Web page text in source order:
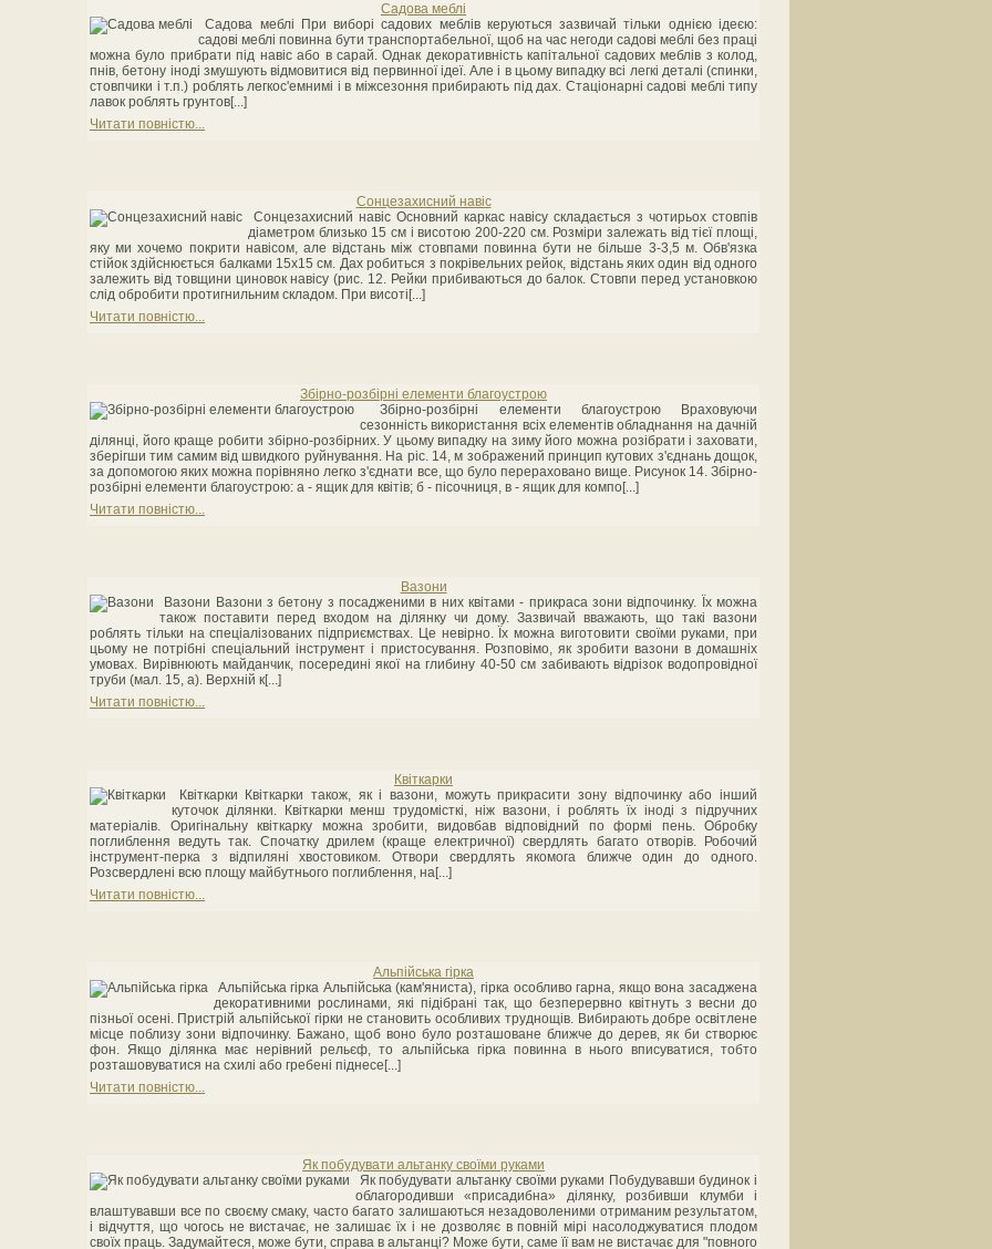
Садова меблі
Садова меблі При виборі садових меблів керуються зазвичай тільки однією ідеєю:
садові меблі повинна бути транспортабельної, щоб на час негоди садові меблі без праці
можна було прибрати під навіс або в сарай. Однак декоративність капітальної садових меблів з колод,
пнів, бетону іноді змушують відмовитися від первинної ідеї. Але і в цьому випадку всі легкі деталі (спинки,
стовпчики і т.п.) роблять легкос'емнимі і в міжсезоння прибирають під дах. Стаціонарні садові меблі типу
лавок роблять грунтов[...]
Читати повністю...
Сонцезахисний навіс
Сонцезахисний навіс Основний каркас навісу складається з чотирьох стовпів
діаметром близько 15 см і висотою 200-220 см. Розміри залежать від тієї площі,
яку ми хочемо покрити навісом, але відстань між стовпами повинна бути не більше 3-3,5 м. Обв'язка
стійок здійснюється балками 15x15 см. Дах робиться з покрівельних рейок, відстань яких один від одного
залежить від товщини циновок навісу (рис. 12. Рейки прибиваються до балок. Стовпи перед установкою
слід обробити протигнильним складом. При висоті[...]
Читати повністю...
Збірно-розбірні елементи благоустрою
Збірно-розбірні елементи благоустрою Враховуючи
сезонність використання всіх елементів обладнання на дачній
ділянці, його краще робити збірно-розбірних. У цьому випадку на зиму його можна розібрати і заховати,
зберігши тим самим від швидкого руйнування. Ha pіc. 14, м зображений принцип кутових з'єднань дощок,
за допомогою яких можна порівняно легко з'єднати все, що було перераховано вище. Рисунок 14. Збірно-
розбірні елементи благоустрою: а - ящик для квітів; б - пісочниця, в - ящик для компо[...]
Читати повністю...
Вазони
Вазони Вазони з бетону з посадженими в них квітами - прикраса зони відпочинку. Їх можна
також поставити перед входом на ділянку чи дому. Зазвичай вважають, що такі вазони
роблять тільки на спеціалізованих підприємствах. Це невірно. Їх можна виготовити своїми руками, при
цьому не потрібні спеціальний інструмент і пристосування. Розповімо, як зробити вазони в домашніх
умовах. Вирівнюють майданчик, посередині якої на глибину 40-50 см забивають відрізок водопровідної
труби (мал. 15, а). Верхній к[...]
Читати повністю...
Квіткарки
Квіткарки Квіткарки також, як і вазони, можуть прикрасити зону відпочинку або інший
куточок ділянки. Квіткарки менш трудомісткі, ніж вазони, і роблять їх іноді з підручних
матеріалів. Оригінальну квіткарку можна зробити, видовбав відповідний по формі пень. Обробку
поглиблення ведуть так. Спочатку дрилем (краще електричної) свердлять багато отворів. Робочий
інструмент-перка з відпиляні хвостовиком. Отвори свердлять якомога ближче один до одного.
Розсвердлені всю площу майбутнього поглиблення, на[...]
Читати повністю...
Альпійська гірка
Альпійська гірка Альпійська (кам'яниста), гірка особливо гарна, якщо вона засаджена
декоративними рослинами, які підібрані так, що безперервно квітнуть з весни до
пізньої осені. Пристрій альпійської гірки не становить особливих труднощів. Вибирають добре освітлене
місце поблизу зони відпочинку. Бажано, щоб воно було розташоване ближче до дерев, як би створює
фон. Якщо ділянка має нерівний рельєф, то альпійська гірка повинна в нього вписуватися, тобто
розташовуватися на схилі або гребені піднесе[...]
Читати повністю...
Як побудувати альтанку своїми руками
Як побудувати альтанку своїми руками Побудувавши будинок і
облагородивши «присадибна» ділянку, розбивши клумби і
влаштувавши все по своєму смаку, часто багато залишаються незадоволеними отриманим результатом,
і відчуття, що чогось не вистачає, не залишає їх і не дозволяє в повній мірі насолоджуватися плодом
своїх праць. Задумайтеся, може бути, справа в альтанці? Може бути, саме її вам не вистачає для "повного